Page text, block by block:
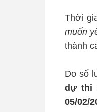
Thời
muốn
thành
Do số
dự thi
05/02/